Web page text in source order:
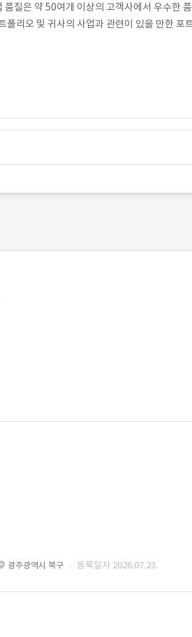
질은 약 50여개 이상의 고객사에서 우수한 품
리오 및 귀사의 사업과 관련이 있을 만한 포
광주광역시 북구 · 등록일자 2026.07.23.